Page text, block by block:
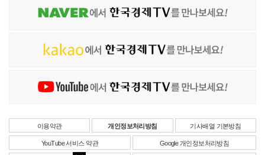
이용약관 개인정보처리방침 기사배열 기본방침
YouTube 서비스 약관 Google 개인정보처리방침